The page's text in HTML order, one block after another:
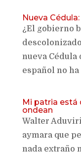
Nueva
¿El gobierno
nueva Cédula
español no
Mi patria está
ondean
Walter Aduviri
aymara que
nada extraño